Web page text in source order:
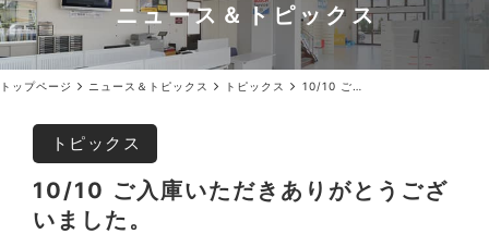
ニュース＆トピックス
トップページ ニュース＆トピックス トピックス
トピックス
10/10 ご入庫いただきありがとうござ
いました。